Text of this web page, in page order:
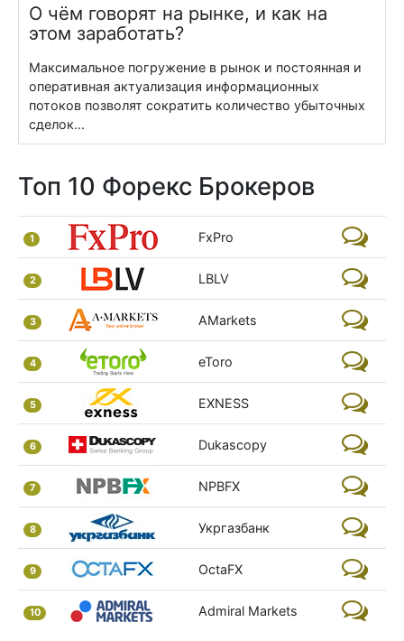
О чём говорят на рынке, и как на
этом заработать?
Максимальное погружение в рынок и постоянная и
оперативная актуализация информационных
потоков позволят сократить количество убыточных
сделок...
Топ 10 Форекс Брокеров
1 FxPro
2 LBLV
3 AMarkets
4 eToro
5 EXNESS
6 Dukascopy
7 NPBFX
8 Укргазбанк
9 OctaFX
10 Admiral Markets